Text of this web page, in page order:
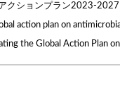
クションプラン2023-
action plan on
the Global Action Plan